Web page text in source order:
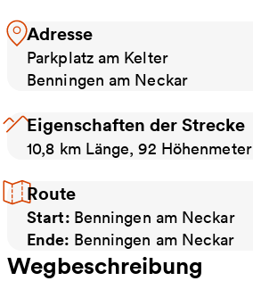
Adresse
Parkplatz am Kelter
Benningen am Neckar
Eigenschaften der Strecke
10,8 km Länge, 92 Höhenmeter
Route
Start: Benningen am Neckar
Ende: Benningen am Neckar
Wegbeschreibung